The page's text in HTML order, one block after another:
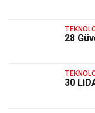
28
30